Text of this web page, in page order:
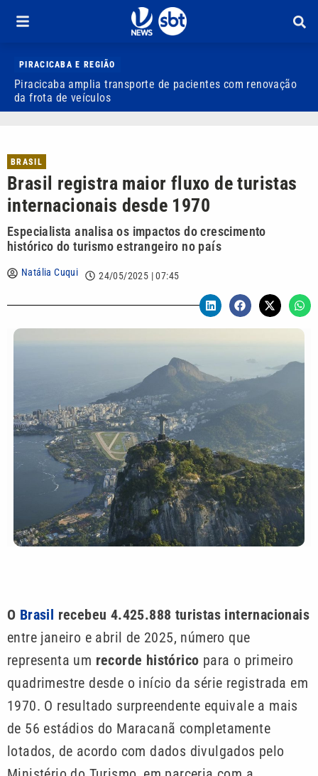
PIRACICABA E REGIÃO
Piracicaba amplia transporte de pacientes com renovação
da frota de veículos
BRASIL
Brasil registra maior fluxo de turistas
internacionais desde 1970
Especialista analisa os impactos do crescimento
histórico do turismo estrangeiro no país
Natália Cuqui 24/05/2025 | 07:45
O Brasil recebeu 4.425.888 turistas internacionais
entre janeiro e abril de 2025, número que
representa um recorde histórico para o primeiro
quadrimestre desde o início da série registrada em
1970. O resultado surpreendente equivale a mais
de 56 estádios do Maracanã completamente
lotados, de acordo com dados divulgados pelo